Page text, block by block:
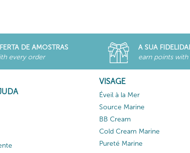
DE AMOSTRAS
every order
A SUA
earn points
VISAGE
Éveil à la Mer
Source Marine
BB Cream
Cold Cream Marine
Pureté Marine